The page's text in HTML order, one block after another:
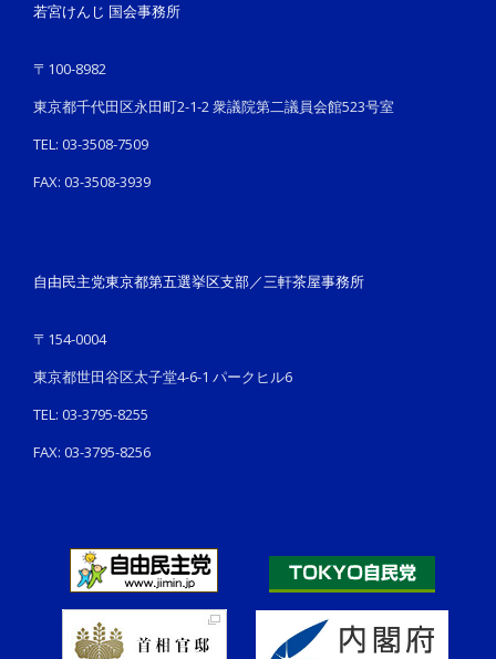
若宮けんじ 国会事務所
〒100-8982
東京都千代田区永田町2-1-2 衆議院第二議員会館523号室
TEL: 03-3508-7509
FAX: 03-3508-3939
自由民主党東京都第五選挙区支部／三軒茶屋事務所
〒154-0004
東京都世田谷区太子堂4-6-1 パークヒル6
TEL: 03-3795-8255
FAX: 03-3795-8256